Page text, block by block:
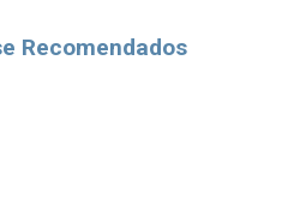
Recomendados